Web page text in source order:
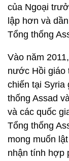
của Ngoại
lập hơn và
Tổng thống
Vào năm
nước Hồi giáo
chiến tại Syria
thống Assad
và các quốc
Tổng thống
mong muốn
nhận tính hợp